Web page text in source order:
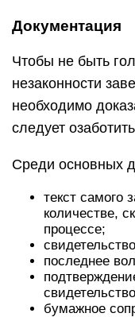
Документация
Чтобы не быть
незаконности
необходимо
следует
Среди основных
текст самого
количестве,
процессе;
последнее
бумажное